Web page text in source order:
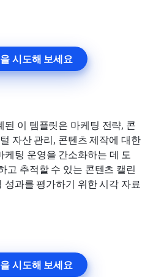
시도해 보세요
이 템플릿은 마케팅 전략, 콘
자산 관리, 콘텐츠 제작에 대한
팅 운영을 간소화하는 데 도
고 추적할 수 있는 콘텐츠 캘린
성과를 평가하기 위한 시각 자료
시도해 보세요